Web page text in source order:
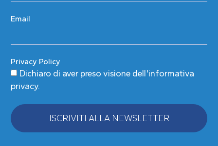
Email
Privacy Policy
Dichiaro di aver preso visione dell'informativa
privacy.
ISCRIVITI ALLA NEWSLETTER